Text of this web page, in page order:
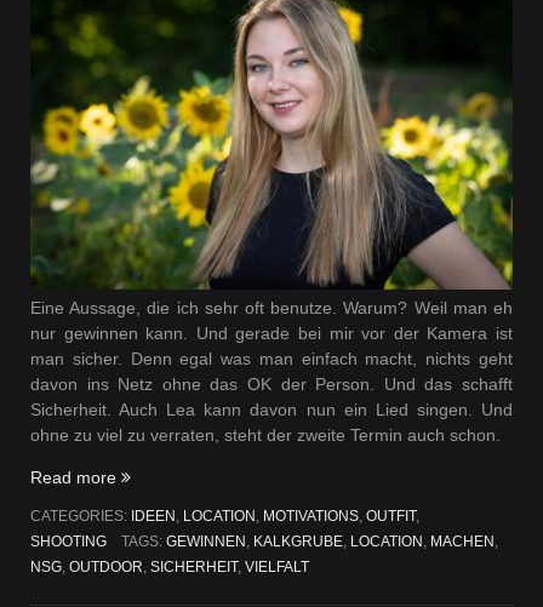
Eine Aussage, die ich sehr oft benutze. Warum? Weil man eh
nur gewinnen kann. Und gerade bei mir vor der Kamera ist
man sicher. Denn egal was man einfach macht, nichts geht
davon ins Netz ohne das OK der Person. Und das schafft
Sicherheit. Auch Lea kann davon nun ein Lied singen. Und
ohne zu viel zu verraten, steht der zweite Termin auch schon.
Read more „Einfach
CATEGORIES: IDEEN , LOCATION , MOTIVATIONS, OUTFIT,
SHOOTING
TAGS: GEWINNEN , KALKGRUBE, LOCATION , MACHEN ,
NSG, OUTDOOR, SICHERHEIT, VIELFALT